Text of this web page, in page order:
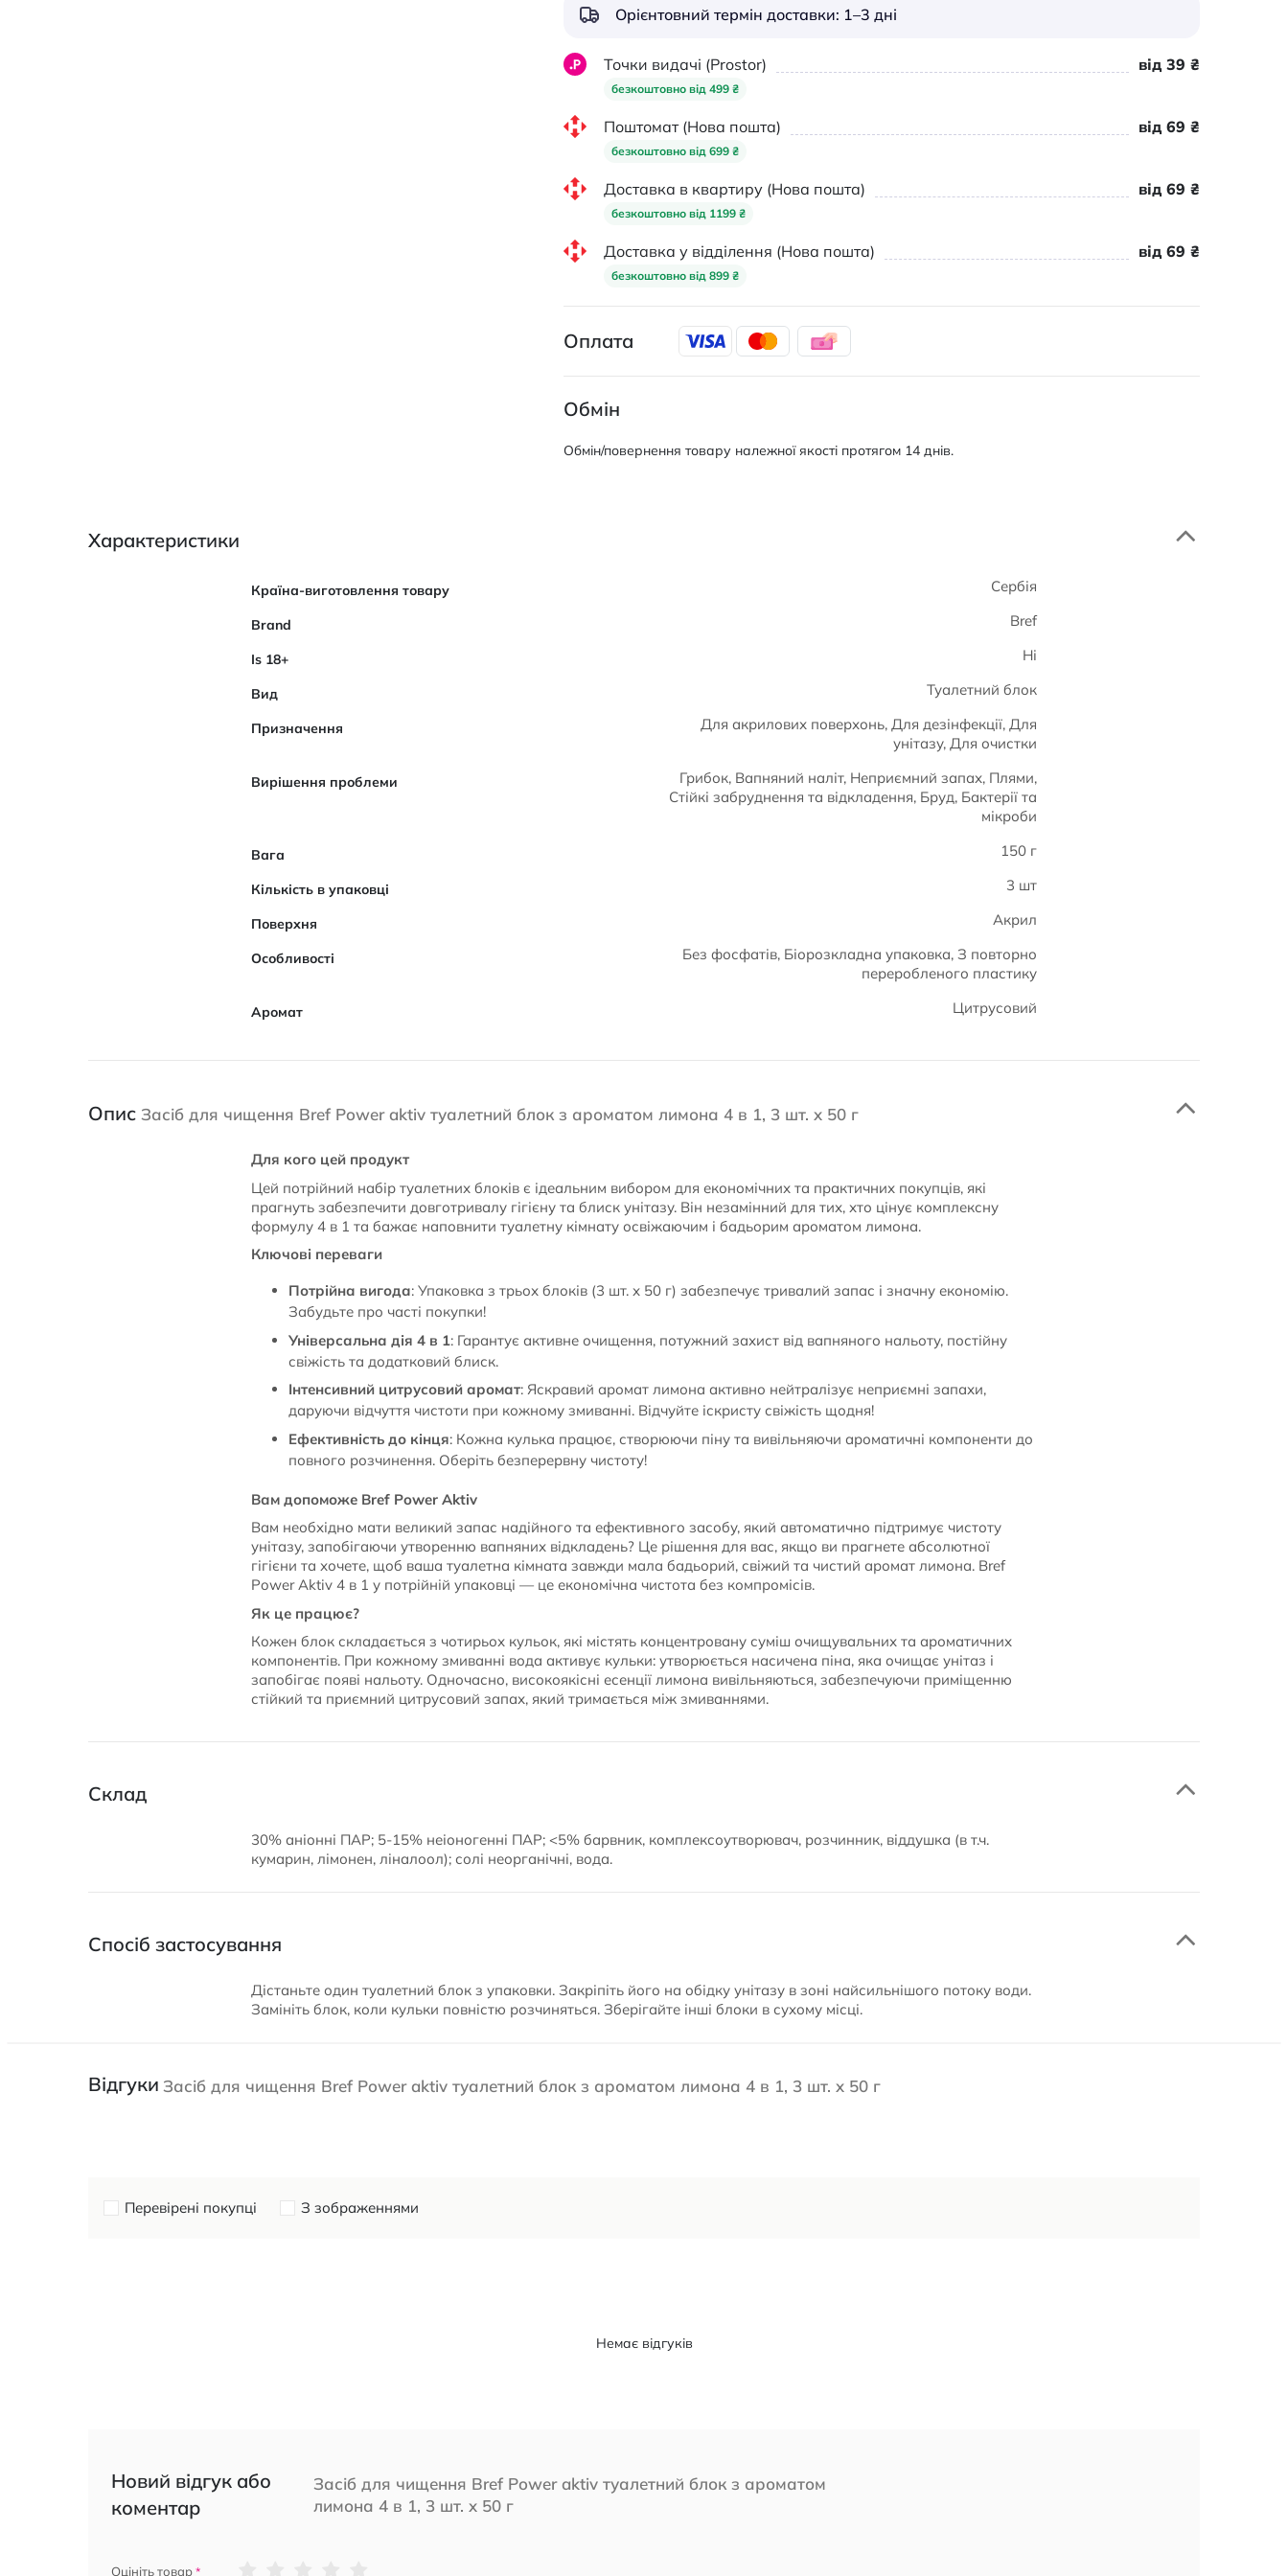
Орієнтовний термін доставки: 1–3 дні
Точки видачі (Prostor)
безкоштовно від 499 ₴
від 39 ₴
Поштомат (Нова пошта)
безкоштовно від 699 ₴
від 69 ₴
Доставка в квартиру (Нова пошта)
безкоштовно від 1199 ₴
від 69 ₴
Доставка у відділення (Нова пошта)
безкоштовно від 899 ₴
від 69 ₴
Оплата
Обмін
Обмін/повернення товару належної якості протягом 14 днів.
Характеристики
Характеристики
Країна-виготовлення товару Сербія
Brand Bref
Is 18+ Ні
Вид Туалетний блок
Призначення
Для акрилових поверхонь, Для дезінфекції, Для
унітазу, Для очистки
Вирішення проблеми
Грибок, Вапняний наліт, Неприємний запах, Плями,
Стійкі забруднення та відкладення, Бруд, Бактерії та
мікроби
Вага 150 г
Кількість в упаковці 3 шт
Поверхня Акрил
Особливості
Без фосфатів, Біорозкладна упаковка, З повторно
переробленого пластику
Аромат Цитрусовий
Опис Засіб для чищення Bref Power aktiv туалетний блок з ароматом лимона 4 в 1, 3 шт. x 50 г
Для кого цей продукт
Цей потрійний набір туалетних блоків є ідеальним вибором для економічних та практичних покупців, які
прагнуть забезпечити довготривалу гігієну та блиск унітазу. Він незамінний для тих, хто цінує комплексну
формулу 4 в 1 та бажає наповнити туалетну кімнату освіжаючим і бадьорим ароматом лимона.
Ключові переваги
Потрійна вигода: Упаковка з трьох блоків (3 шт. х 50 г) забезпечує тривалий запас і значну економію.
Забудьте про часті покупки!
Універсальна дія 4 в 1: Гарантує активне очищення, потужний захист від вапняного нальоту, постійну
свіжість та додатковий блиск.
Інтенсивний цитрусовий аромат: Яскравий аромат лимона активно нейтралізує неприємні запахи,
даруючи відчуття чистоти при кожному змиванні. Відчуйте іскристу свіжість щодня!
Ефективність до кінця: Кожна кулька працює, створюючи піну та вивільняючи ароматичні компоненти до
повного розчинення. Оберіть безперервну чистоту!
Вам допоможе Bref Power Aktiv
Вам необхідно мати великий запас надійного та ефективного засобу, який автоматично підтримує чистоту
унітазу, запобігаючи утворенню вапняних відкладень? Це рішення для вас, якщо ви прагнете абсолютної
гігієни та хочете, щоб ваша туалетна кімната завжди мала бадьорий, свіжий та чистий аромат лимона. Bref
Power Aktiv 4 в 1 у потрійній упаковці — це економічна чистота без компромісів.
Як це працює?
Кожен блок складається з чотирьох кульок, які містять концентровану суміш очищувальних та ароматичних
компонентів. При кожному змиванні вода активує кульки: утворюється насичена піна, яка очищає унітаз і
запобігає появі нальоту. Одночасно, високоякісні есенції лимона вивільняються, забезпечуючи приміщенню
стійкий та приємний цитрусовий запах, який тримається між змиваннями.
Склад
30% аніонні ПАР; 5-15% неіоногенні ПАР; <5% барвник, комплексоутворювач, розчинник, віддушка (в т.ч.
кумарин, лімонен, ліналоол); солі неорганічні, вода.
Спосіб застосування
Дістаньте один туалетний блок з упаковки. Закріпіть його на обідку унітазу в зоні найсильнішого потоку води.
Замініть блок, коли кульки повністю розчиняться. Зберігайте інші блоки в сухому місці.
Відгуки Засіб для чищення Bref Power aktiv туалетний блок з ароматом лимона 4 в 1, 3 шт. x 50 г
Перевірені покупці З зображеннями
Немає відгуків
Новий відгук або
коментар
Засіб для чищення Bref Power aktiv туалетний блок з ароматом
лимона 4 в 1, 3 шт. x 50 г
Оцініть товар